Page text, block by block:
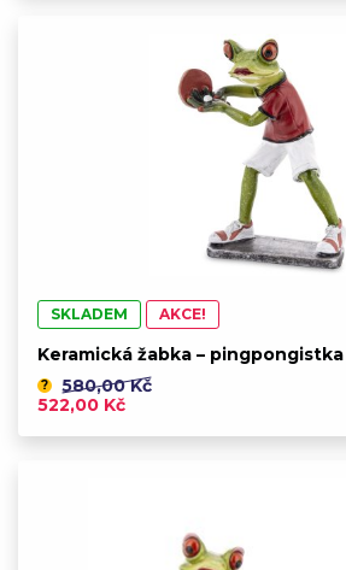
SKLADEM AKCE!
Keramická žabka – pingpongistka
?
580,00 Kč
522,00 Kč